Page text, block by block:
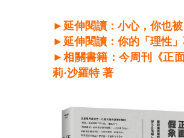
►延伸閱讀：小心，你也被
►延伸閱讀：你的「理性
►相關書籍：今周刊《正
莉·沙羅特 著